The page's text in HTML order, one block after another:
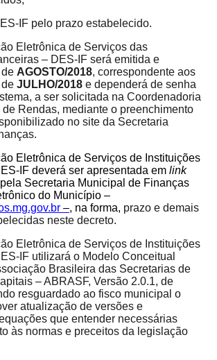
IF pelo prazo estabelecido.
Eletrônica de Serviços das
– DES-IF será emitida e
AGOSTO/2018, correspondente aos
JULHO/2018 e dependerá de senha
a ser solicitada na Coordenadoria
Rendas, mediante o preenchimento
no site da Secretaria
.
Eletrônica de Serviços de Instituições
IF deverá ser apresentada em link
Secretaria Municipal de Finanças
do Município –
–, na forma, prazo e demais
neste decreto.
Eletrônica de Serviços de Instituições
IF utilizará o Modelo Conceitual
Brasileira das Secretarias de
– ABRASF, Versão 2.0.1, de
resguardado ao fisco municipal o
atualização de versões e
que entender necessárias
às normas e preceitos da legislação